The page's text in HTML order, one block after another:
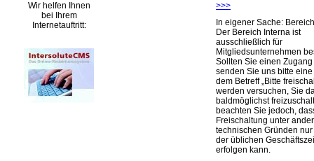
Wir helfen Ihnen
bei Ihrem
Internetauftritt:
>>>
In eigener Sache:
Der Bereich Interna ist
ausschließlich für
Mitgliedsunternehmen
Sollten Sie einen
senden Sie uns bitte
dem Betreff „Bitte
werden versuchen, Sie
baldmöglichst
beachten Sie jedoch,
Freischaltung unter
technischen Gründen
der üblichen
erfolgen kann.